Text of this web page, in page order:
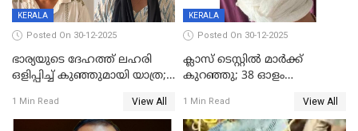
KERALA
Posted On 30-12-2025
ഭാര്യയുടെ ദേഹത്ത് ലഹരി
ഒളിപ്പിച്ച് കുഞ്ഞുമായി യാത്ര;
പിടികൂടി പൊലീസ്
1 Min Read View All
KERALA
Posted On 30-12-2025
ക്ലാസ് ടെസ്റ്റിൽ മാർക്ക്
കുറഞ്ഞു; 38 ഓളം
സെന്ററിലെ അധ്യാപകന്‍
മർദിച്ചതായി പരാതി
1 Min Read View All